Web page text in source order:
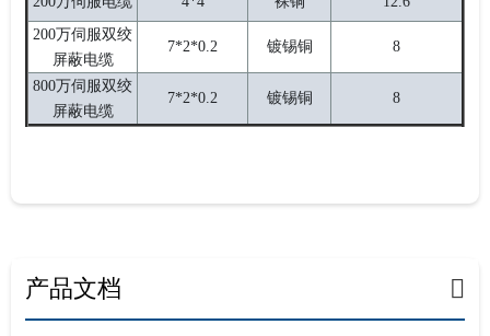
200万伺服双绞
屏蔽电缆
7*2*0.2 镀锡铜 8
800万伺服双绞
屏蔽电缆
7*2*0.2 镀锡铜 8
产品文档